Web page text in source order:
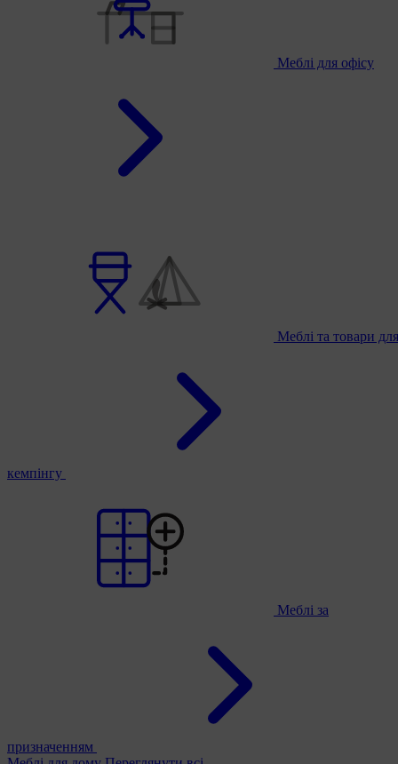
Меблі для офісу
Меблі та товари для
кемпінгу
Меблі за
призначенням